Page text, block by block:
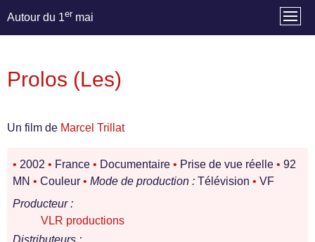
Autour du 1er mai
Prolos (Les)
Un film de Marcel Trillat
• 2002 • France • Documentaire • Prise de vue réelle • 92
MN • Couleur • Mode de production : Télévision • VF
Producteur :
VLR productions